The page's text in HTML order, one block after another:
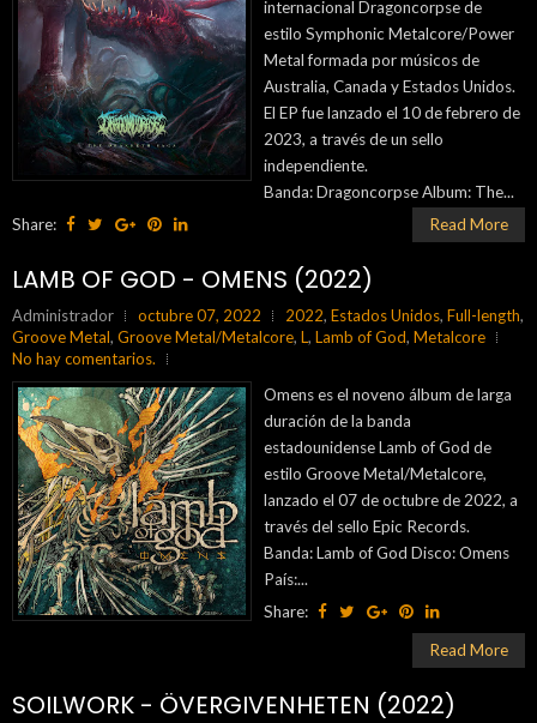
internacional Dragoncorpse de
estilo Symphonic Metalcore/Power
Metal formada por músicos de
Australia, Canada y Estados Unidos.
El EP fue lanzado el 10 de febrero de
2023, a través de un sello
independiente.
Banda: Dragoncorpse Album: The...
Share:
Read More
LAMB OF GOD - OMENS (2022)
Administrador octubre 07, 2022 2022, Estados Unidos, Full-length,
Groove Metal, Groove Metal/Metalcore, L, Lamb of God, Metalcore
No hay comentarios.
Omens es el noveno álbum de larga
duración de la banda
estadounidense Lamb of God de
estilo Groove Metal/Metalcore,
lanzado el 07 de octubre de 2022, a
través del sello Epic Records.
Banda: Lamb of God Disco: Omens
País:...
Share:
Read More
SOILWORK - ÖVERGIVENHETEN (2022)